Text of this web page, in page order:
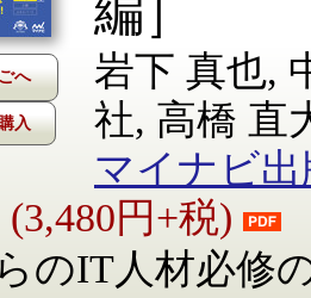
入
編］
岩下 真也,
社, 高橋 直
マイナビ出
(3,480円+税)
のIT人材必修